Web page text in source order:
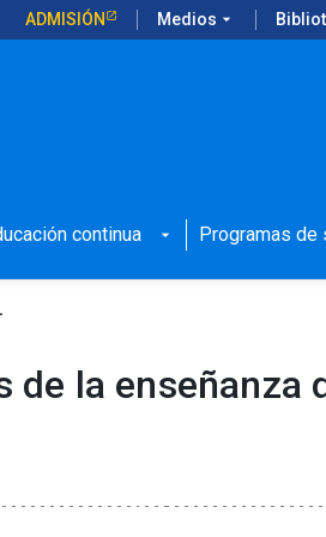
ADMISIÓN Medios arrow_drop_down
continua arrow_drop_down Programas de
la enseñanza